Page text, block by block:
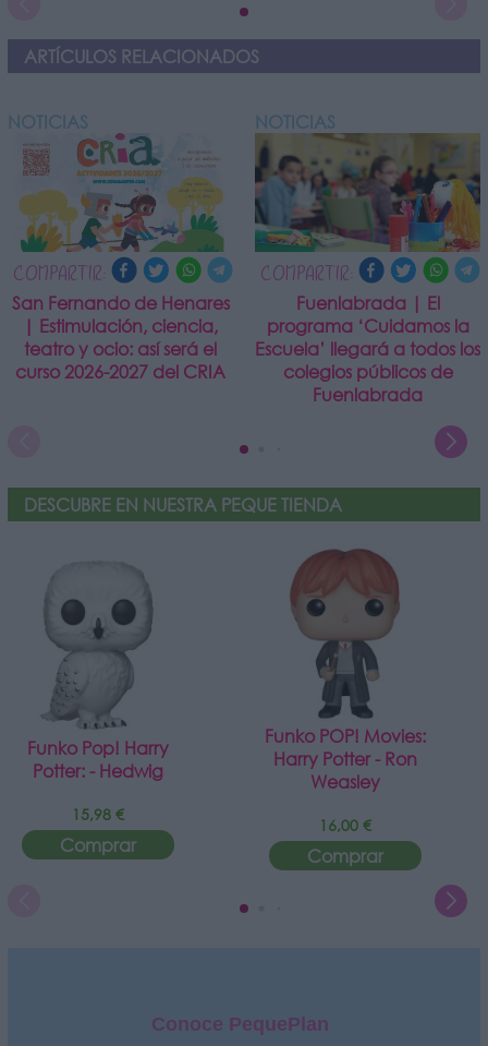
ARTÍCULOS RELACIONADOS
NOTICIAS
COMPARTIR:
San Fernando de Henares
| Estimulación, ciencia,
teatro y ocio: así será el
curso 2026-2027 del CRIA
NOTICIAS
COMPARTIR:
Fuenlabrada | El
programa ‘Cuidamos la
Escuela’ llegará a todos los
colegios públicos de
Fuenlabrada
DESCUBRE EN NUESTRA PEQUE TIENDA
Funko Pop! Harry
Potter: - Hedwig
15,98 €
Comprar
Funko POP! Movies:
Harry Potter - Ron
Weasley
16,00 €
Comprar
Conoce PequePlan